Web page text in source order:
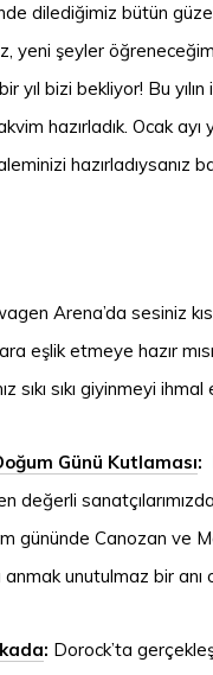
dilediğimiz bütün
yeni şeyler
yıl bizi bekliyor! Bu yılın
hazırladık. Ocak ayı
hazırladıysanız
Arena’da sesiniz
eşlik etmeye hazır
sıkı sıkı giyinmeyi
Günü Kutlaması:
değerli
gününde Canozan ve
unutulmaz bir anı
: Dorock’ta